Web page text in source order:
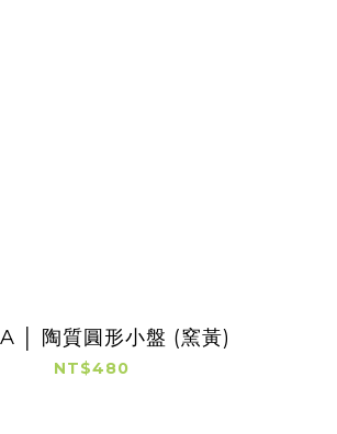
│ 陶質圓形小盤 (窯黃)
NT$480